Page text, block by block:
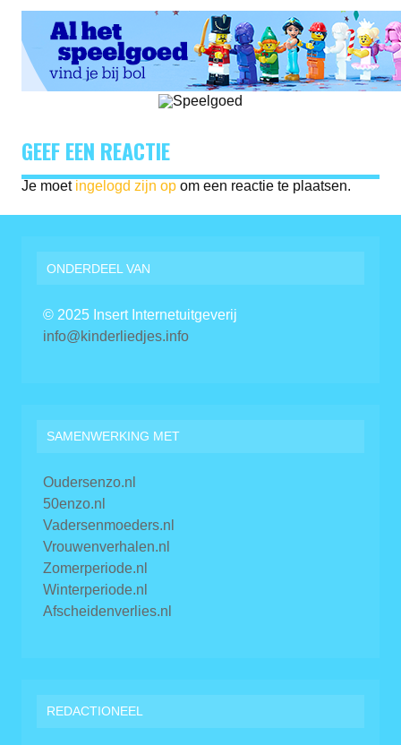
GEEF EEN REACTIE
Je moet ingelogd zijn op om een reactie te plaatsen.
ONDERDEEL VAN
© 2025 Insert Internetuitgeverij
info@kinderliedjes.info
SAMENWERKING MET
Oudersenzo.nl
50enzo.nl
Vadersenmoeders.nl
Vrouwenverhalen.nl
Zomerperiode.nl
Winterperiode.nl
Afscheidenverlies.nl
REDACTIONEEL